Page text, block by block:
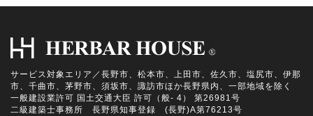
サービス対象エリア／長野市、松本市、上田市、佐久市、塩尻市、伊那
市、千曲市、茅野市、須坂市、諏訪市ほか長野県内、一部地域を除く
一般建設業許可 国土交通大臣 許可（般- 4） 第26981号
二級建築士事務所 長野県知事登録 (長野)A第76213号